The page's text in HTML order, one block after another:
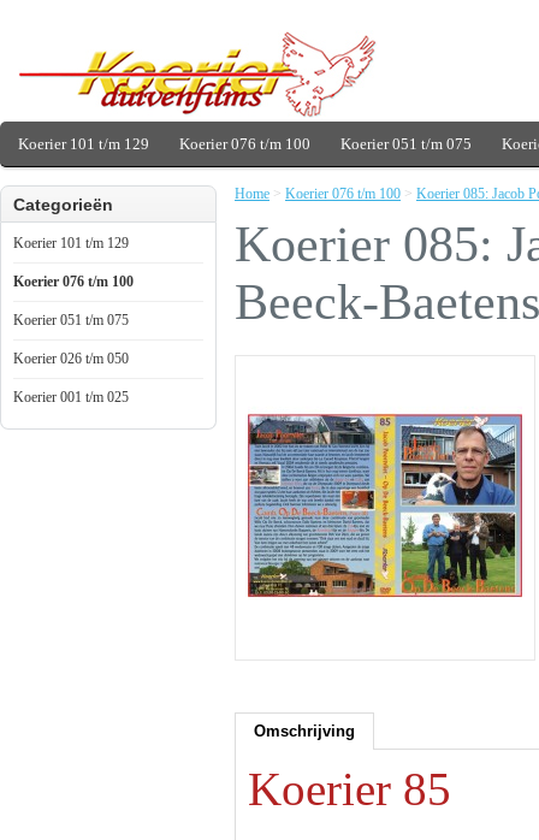
Koerier 101 t/m 129 Koerier 076 t/m 100 Koerier 051 t/m 075
Categorieën
Koerier 101 t/m 129
Koerier 076 t/m 100
Koerier 051 t/m 075
Koerier 026 t/m 050
Koerier 001 t/m 025
Home > Koerier 076 t/m 100 > Koerier 085: Jacob
Koerier 085:
Beeck-Baetens
Omschrijving
Koerier 85